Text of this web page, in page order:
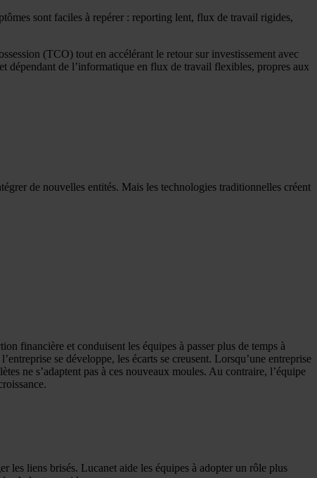
sont faciles à repérer : reporting lent, flux de travail rigides,
(TCO) tout en accélérant le retour sur investissement avec
dépendant de l’informatique en flux de travail flexibles, propres aux
de nouvelles entités. Mais les technologies traditionnelles créent
financière et conduisent les équipes à passer plus de temps à
se développe, les écarts se creusent. Lorsqu’une entreprise
ne s’adaptent pas à ces nouveaux moules. Au contraire, l’équipe
les liens brisés. Lucanet aide les équipes à adopter un rôle plus